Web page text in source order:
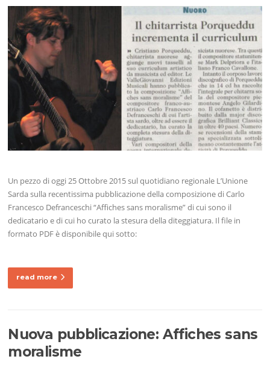
Un pezzo di oggi 25 Ottobre 2015 sul quotidiano regionale L’Unione
Sarda sulla recentissima pubblicazione della composizione di Carlo
Francesco Defranceschi “Affiches sans moralisme” di cui sono il
dedicatario e di cui ho curato la stesura della diteggiatura. Il file in
formato PDF è disponibile qui sotto:
read more
Nuova pubblicazione: Affiches sans
moralisme